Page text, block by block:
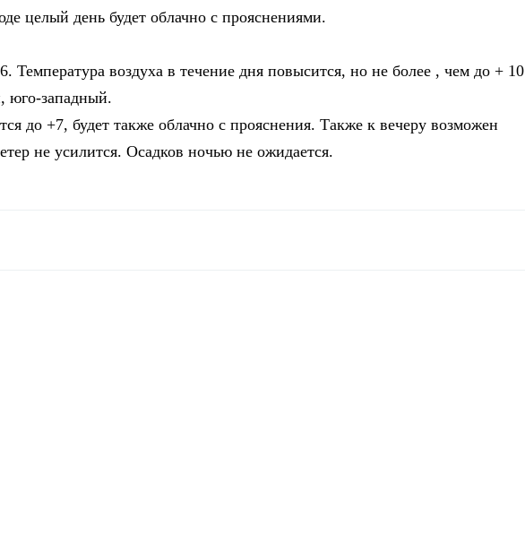
целый день будет облачно с прояснениями.
Температура воздуха в течение дня повысится, но не более , чем до + 10
юго-западный.
до +7, будет также облачно с прояснения. Также к вечеру возможен
не усилится. Осадков ночью не ожидается.